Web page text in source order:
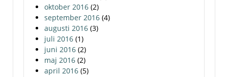
oktober 2016 (2)
september 2016 (4)
augusti 2016 (3)
juli 2016 (1)
juni 2016 (2)
maj 2016 (2)
april 2016 (5)